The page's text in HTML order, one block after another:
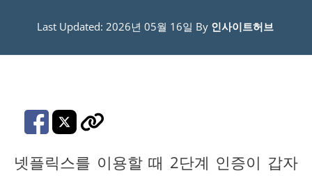
Last Updated: 2026년 05월 16일 By 인사이트허브
넷플릭스를 이용할 때 2단계 인증이 갑자